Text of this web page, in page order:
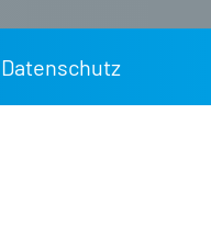
Datenschutz